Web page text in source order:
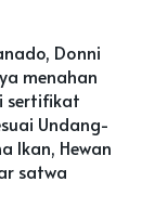
Donni
menahan
sertifikat
Undang-
Ikan, Hewan
satwa